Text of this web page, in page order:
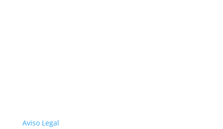
Aviso Legal